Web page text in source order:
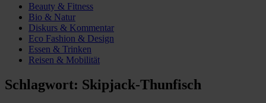
Beauty & Fitness
Bio & Natur
Diskurs & Kommentar
Eco Fashion & Design
Essen & Trinken
Reisen & Mobilität
Schlagwort: Skipjack-Thunfisch